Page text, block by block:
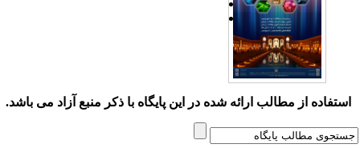
استفاده از مطالب ارائه شده در این پایگاه با ذکر منبع آزاد می باشد.